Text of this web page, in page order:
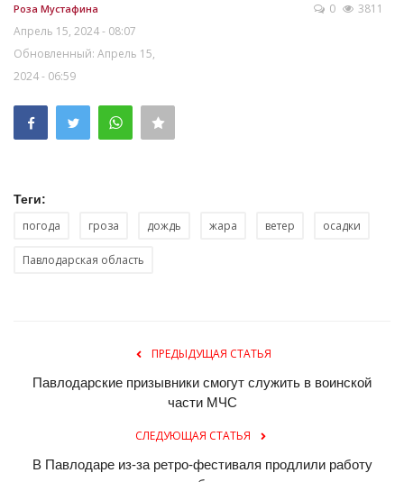
Роза Мустафина
Апрель 15, 2024 - 08:07
Обновленный: Апрель 15,
2024 - 06:59
0 3811
Теги:
погода гроза дождь жара ветер осадки
Павлодарская область
ПРЕДЫДУЩАЯ СТАТЬЯ
Павлодарские призывники смогут служить в воинской
части МЧС
СЛЕДУЮЩАЯ СТАТЬЯ
В Павлодаре из-за ретро-фестиваля продлили работу